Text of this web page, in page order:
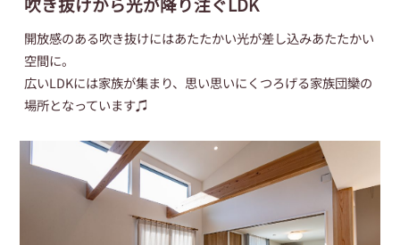
開放感のある吹き抜けにはあたたかい光が差し込みあたたかい
空間に。
広いLDKには家族が集まり、思い思いにくつろげる家族団欒の
場所となっています♫